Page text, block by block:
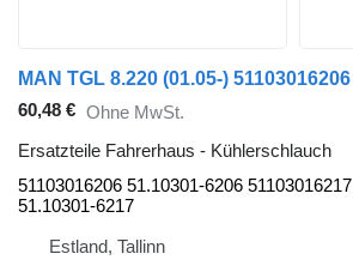
60,48 € Ohne MwSt.
Ersatzteile Fahrerhaus - Kühlerschlauch
51103016206 51.10301-6206 51103016217
51.10301-6217
Estland, Tallinn